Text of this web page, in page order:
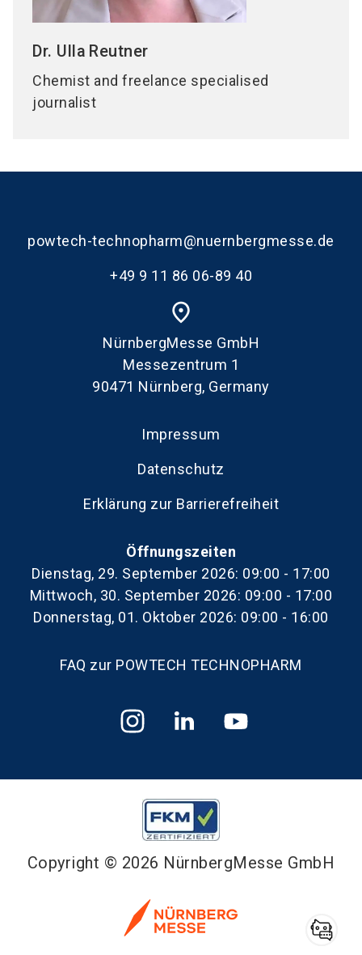
Dr. Ulla Reutner
Chemist and freelance specialised
journalist
powtech-technopharm@nuernbergmesse.de
+49 9 11 86 06-89 40
place
NürnbergMesse GmbH
Messezentrum 1
90471 Nürnberg, Germany
Impressum
Datenschutz
Erklärung zur Barrierefreiheit
Öffnungszeiten
Dienstag, 29. September 2026: 09:00 - 17:00
Mittwoch, 30. September 2026: 09:00 - 17:00
Donnerstag, 01. Oktober 2026: 09:00 - 16:00
FAQ zur POWTECH TECHNOPHARM
Copyright © 2026 NürnbergMesse GmbH